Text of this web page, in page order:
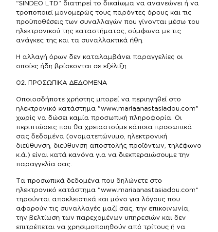
"SINDEO LTD" διατηρεί το δικαίωμα να ανανεώνει ή να
τροποποιεί μονομερώς τους παρόντες όρους και τις
προϋποθέσεις των συναλλαγών που γίνονται μέσω του
ηλεκτρονικού της καταστήματος, σύμφωνα με τις
ανάγκες της και τα συναλλακτικά ήθη.
Η αλλαγή όρων δεν καταλαμβάνει παραγγελίες οι
οποίες ήδη βρίσκονται σε εξέλιξη.
02. ΠΡΟΣΩΠΙΚΑ ΔΕΔΟΜΕΝΑ
Οποιοσδήποτε χρήστης μπορεί να περιηγηθεί στο
ηλεκτρονικό κατάστημα "www.mariaanastasiadou.com"
χωρίς να δώσει καμία προσωπική πληροφορία. Οι
περιπτώσεις που θα χρειαστούμε κάποια προσωπικά
σας δεδομένα (ονοματεπώνυμο, ηλεκτρονική
διεύθυνση, διεύθυνση αποστολής προϊόντων, τηλέφωνο
κ.ά.) είναι κατά κανόνα για να διεκπεραιώσουμε την
παραγγελία σας.
Τα προσωπικά δεδομένα που δηλώνετε στο
ηλεκτρονικό κατάστημα "www.mariaanastasiadou.com"
τηρούνται αποκλειστικά και μόνο για λόγους που
αφορούν τις συναλλαγές μαζί σας, την επικοινωνία,
την βελτίωση των παρεχομένων υπηρεσιών και δεν
επιτρέπεται να χρησιμοποιηθούν από τρίτους ή να